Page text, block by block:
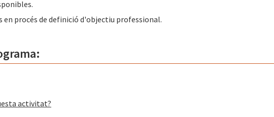
en procés de definició d'objectiu professional.
activitat?